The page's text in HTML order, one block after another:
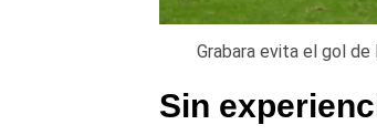
Grabara evita el gol
Sin